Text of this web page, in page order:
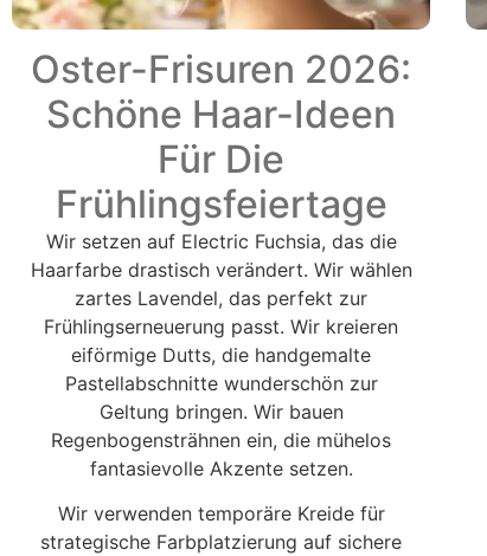
Oster-Frisuren 2026:
Schöne Haar-Ideen
Für Die
Frühlingsfeiertage
Wir setzen auf Electric Fuchsia, das die
Haarfarbe drastisch verändert. Wir wählen
zartes Lavendel, das perfekt zur
Frühlingserneuerung passt. Wir kreieren
eiförmige Dutts, die handgemalte
Pastellabschnitte wunderschön zur
Geltung bringen. Wir bauen
Regenbogensträhnen ein, die mühelos
fantasievolle Akzente setzen.
Wir verwenden temporäre Kreide für
strategische Farbplatzierung auf sichere